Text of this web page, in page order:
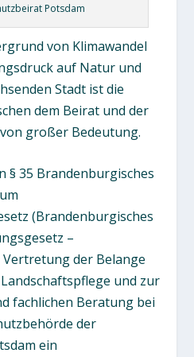
Potsdam
von Klimawandel
auf Natur und
Stadt ist die
dem Beirat und der
großer Bedeutung.
§ 35 Brandenburgisches
(Brandenburgisches
–
Vertretung der Belange
und zur
fachlichen Beratung bei
der
ein